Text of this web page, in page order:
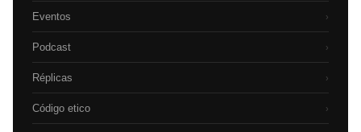
Eventos ›
Podcast ›
Réplicas ›
Código etico ›